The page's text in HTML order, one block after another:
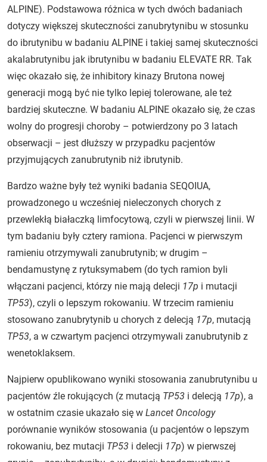
ALPINE). Podstawowa różnica w tych dwóch badaniach
dotyczy większej skuteczności zanubrytynibu w stosunku
do ibrutynibu w badaniu ALPINE i takiej samej skuteczności
akalabrutynibu jak ibrutynibu w badaniu ELEVATE RR. Tak
więc okazało się, że inhibitory kinazy Brutona nowej
generacji mogą być nie tylko lepiej tolerowane, ale też
bardziej skuteczne. W badaniu ALPINE okazało się, że czas
wolny do progresji choroby – potwierdzony po 3 latach
obserwacji – jest dłuższy w przypadku pacjentów
przyjmujących zanubrutynib niż ibrutynib.
Bardzo ważne były też wyniki badania SEQOIUA,
prowadzonego u wcześniej nieleczonych chorych z
przewlekłą białaczką limfocytową, czyli w pierwszej linii. W
tym badaniu były cztery ramiona. Pacjenci w pierwszym
ramieniu otrzymywali zanubrutynib; w drugim –
bendamustynę z rytuksymabem (do tych ramion byli
włączani pacjenci, którzy nie mają delecji 17p i mutacji
TP53), czyli o lepszym rokowaniu. W trzecim ramieniu
stosowano zanubrytynib u chorych z delecją 17p, mutacją
TP53, a w czwartym pacjenci otrzymywali zanubrutynib z
wenetoklaksem.
Najpierw opublikowano wyniki stosowania zanubrutynibu u
pacjentów źle rokujących (z mutacją TP53 i delecją 17p), a
w ostatnim czasie ukazało się w Lancet Oncology
porównanie wyników stosowania (u pacjentów o lepszym
rokowaniu, bez mutacji TP53 i delecji 17p) w pierwszej